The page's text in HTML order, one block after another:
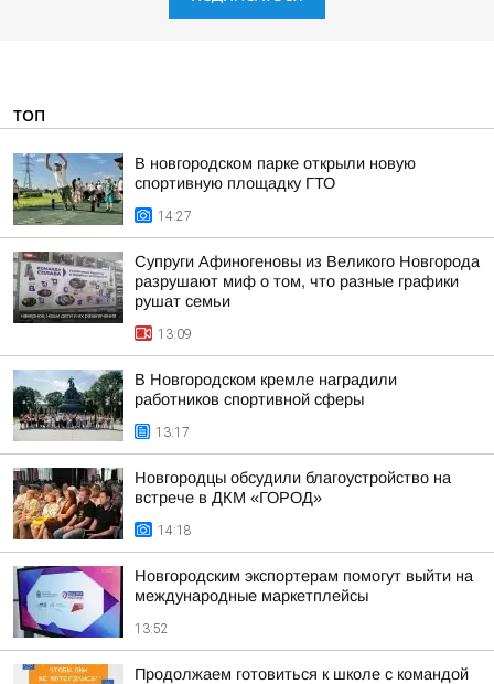
ТОП
В новгородском парке открыли новую
спортивную площадку ГТО
14:27
Супруги Афиногеновы из Великого Новгорода
разрушают миф о том, что разные графики
рушат семьи
13:09
В Новгородском кремле наградили
работников спортивной сферы
13:17
Новгородцы обсудили благоустройство на
встрече в ДКМ «ГОРОД»
14:18
Новгородским экспортерам помогут выйти на
международные маркетплейсы
13:52
Продолжаем готовиться к школе с командой